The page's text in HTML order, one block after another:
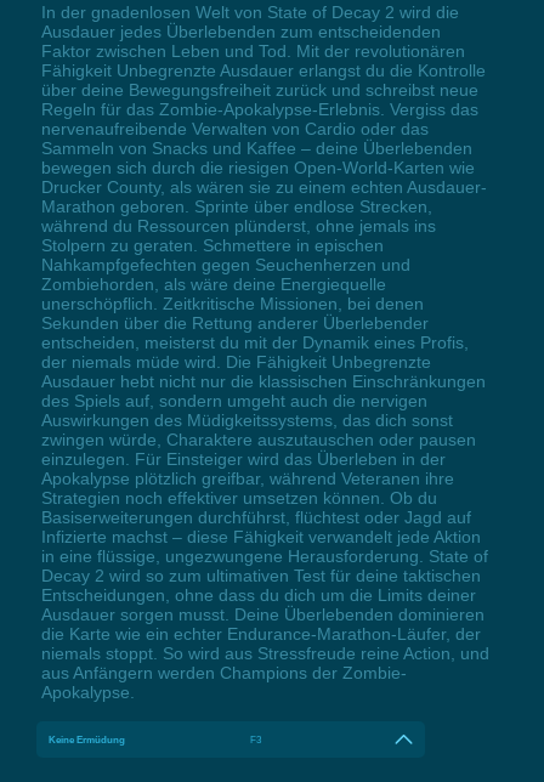
In der gnadenlosen Welt von State of Decay 2 wird die
Ausdauer jedes Überlebenden zum entscheidenden
Faktor zwischen Leben und Tod. Mit der revolutionären
Fähigkeit Unbegrenzte Ausdauer erlangst du die Kontrolle
über deine Bewegungsfreiheit zurück und schreibst neue
Regeln für das Zombie-Apokalypse-Erlebnis. Vergiss das
nervenaufreibende Verwalten von Cardio oder das
Sammeln von Snacks und Kaffee – deine Überlebenden
bewegen sich durch die riesigen Open-World-Karten wie
Drucker County, als wären sie zu einem echten Ausdauer-
Marathon geboren. Sprinte über endlose Strecken,
während du Ressourcen plünderst, ohne jemals ins
Stolpern zu geraten. Schmettere in epischen
Nahkampfgefechten gegen Seuchenherzen und
Zombiehorden, als wäre deine Energiequelle
unerschöpflich. Zeitkritische Missionen, bei denen
Sekunden über die Rettung anderer Überlebender
entscheiden, meisterst du mit der Dynamik eines Profis,
der niemals müde wird. Die Fähigkeit Unbegrenzte
Ausdauer hebt nicht nur die klassischen Einschränkungen
des Spiels auf, sondern umgeht auch die nervigen
Auswirkungen des Müdigkeitssystems, das dich sonst
zwingen würde, Charaktere auszutauschen oder pausen
einzulegen. Für Einsteiger wird das Überleben in der
Apokalypse plötzlich greifbar, während Veteranen ihre
Strategien noch effektiver umsetzen können. Ob du
Basiserweiterungen durchführst, flüchtest oder Jagd auf
Infizierte machst – diese Fähigkeit verwandelt jede Aktion
in eine flüssige, ungezwungene Herausforderung. State of
Decay 2 wird so zum ultimativen Test für deine taktischen
Entscheidungen, ohne dass du dich um die Limits deiner
Ausdauer sorgen musst. Deine Überlebenden dominieren
die Karte wie ein echter Endurance-Marathon-Läufer, der
niemals stoppt. So wird aus Stressfreude reine Action, und
aus Anfängern werden Champions der Zombie-
Apokalypse.
Keine Ermüdung F3